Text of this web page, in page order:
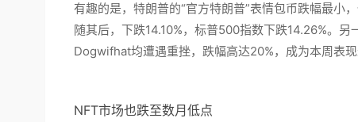
有趣的是，特朗普的“官方特朗普”表情包币跌幅最
随其后，下跌14.10%，标普500指数下跌14.26%。
Dogwifhat均遭遇重挫，跌幅高达20%，成为本周表现
NFT市场也跌至数月低点